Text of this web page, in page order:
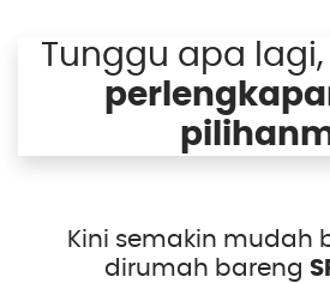
Tunggu apa
Kini semakin mudah
dirumah bareng